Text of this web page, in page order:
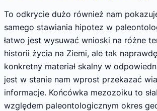
To odkrycie dużo również nam
samego stawiania hipotez w
łatwo jest wysuwać wnioski na różne
historii życia na Ziemi, ale tak
konkretny materiał skalny w
jest w stanie nam wprost przekazać
informacje. Końcówka mezozoiku to
względem paleontologicznym okres